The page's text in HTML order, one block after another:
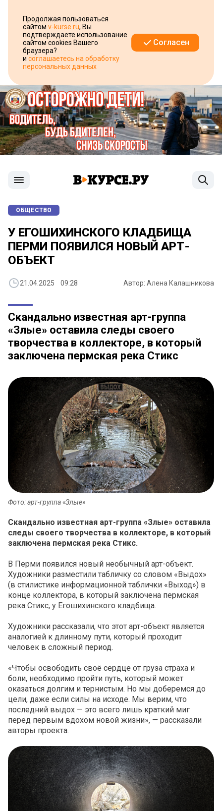
Продолжая пользоваться
сайтом v-kurse.ru, Вы
подтверждаете использование
сайтом cookies Вашего
браузера?
и соглашаетесь на обработку
персональных данных
Согласен
ОБЩЕСТВО
У ЕГОШИХИНСКОГО КЛАДБИЩА
ПЕРМИ ПОЯВИЛСЯ НОВЫЙ АРТ-
ОБЪЕКТ
21.04.2025 09:28 Автор: Алена Калашникова
Скандально известная арт-группа
«Злые» оставила следы своего
творчества в коллекторе, в который
заключена пермская река Стикс
Фото: арт-группа «Злые»
Скандально известная арт-группа «Злые» оставила
следы своего творчества в коллекторе, в который
заключена пермская река Стикс.
В Перми появился новый необычный арт-объект.
Художники разместили табличку со словом «Выдох»
(в стилистике информационной таблички «Выход») в
конце коллектора, в который заключена пермская
река Стикс, у Егошихинского кладбища.
Художники рассказали, что этот арт-объект является
аналогией к длинному пути, который проходит
человек в сложный период.
«Чтобы освободить своё сердце от груза страха и
боли, необходимо пройти путь, который может
оказаться долгим и тернистым. Но мы доберемся до
цели, даже если силы на исходе. Мы верим, что
последний выдох — это всего лишь краткий миг
перед первым вдохом новой жизни», — рассказали
авторы проекта.